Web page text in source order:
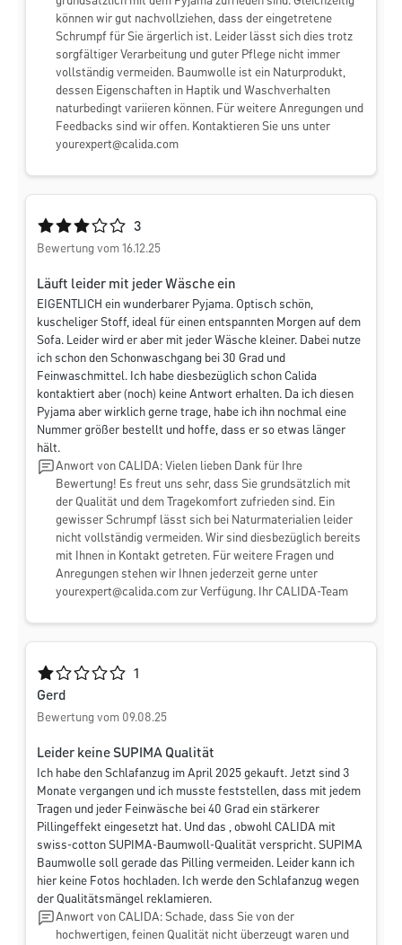
können wir gut nachvollziehen, dass der eingetretene
Schrumpf für Sie ärgerlich ist. Leider lässt sich dies trotz
sorgfältiger Verarbeitung und guter Pflege nicht immer
vollständig vermeiden. Baumwolle ist ein Naturprodukt,
dessen Eigenschaften in Haptik und Waschverhalten
naturbedingt variieren können. Für weitere Anregungen und
Feedbacks sind wir offen. Kontaktieren Sie uns unter
yourexpert@calida.com
Durchschnittliche Bewertung von 3 von 5 Sternen
3
Bewertung vom 16.12.25
Läuft leider mit jeder Wäsche ein
EIGENTLICH ein wunderbarer Pyjama. Optisch schön,
kuscheliger Stoff, ideal für einen entspannten Morgen auf dem
Sofa. Leider wird er aber mit jeder Wäsche kleiner. Dabei nutze
ich schon den Schonwaschgang bei 30 Grad und
Feinwaschmittel. Ich habe diesbezüglich schon Calida
kontaktiert aber (noch) keine Antwort erhalten. Da ich diesen
Pyjama aber wirklich gerne trage, habe ich ihn nochmal eine
Nummer größer bestellt und hoffe, dass er so etwas länger
hält.
Anwort von CALIDA: Vielen lieben Dank für Ihre
Bewertung! Es freut uns sehr, dass Sie grundsätzlich mit
der Qualität und dem Tragekomfort zufrieden sind. Ein
gewisser Schrumpf lässt sich bei Naturmaterialien leider
nicht vollständig vermeiden. Wir sind diesbezüglich bereits
mit Ihnen in Kontakt getreten. Für weitere Fragen und
Anregungen stehen wir Ihnen jederzeit gerne unter
yourexpert@calida.com zur Verfügung. Ihr CALIDA-Team
Durchschnittliche Bewertung von 1 von 5 Sternen
1
Gerd
Bewertung vom 09.08.25
Leider keine SUPIMA Qualität
Ich habe den Schlafanzug im April 2025 gekauft. Jetzt sind 3
Monate vergangen und ich musste feststellen, dass mit jedem
Tragen und jeder Feinwäsche bei 40 Grad ein stärkerer
Pillingeffekt eingesetzt hat. Und das , obwohl CALIDA mit
swiss-cotton SUPIMA-Baumwoll-Qualität verspricht. SUPIMA
Baumwolle soll gerade das Pilling vermeiden. Leider kann ich
hier keine Fotos hochladen. Ich werde den Schlafanzug wegen
der Qualitätsmängel reklamieren.
Anwort von CALIDA: Schade, dass Sie von der
hochwertigen, feinen Qualität nicht überzeugt waren und